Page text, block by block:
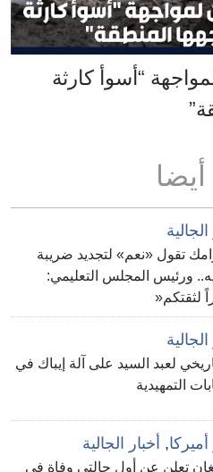
“أسوأ كارثة
الجالية
تقول «نعم» لتجديد ضريبة
ورئيس المجلس التعليمي:
لثقتكم«
الجالية
لعبد السيد على آلة إيباك في
التمهيدية
أميركا, أخبار الجالية
تعلن عن أول حالتي وفاة في